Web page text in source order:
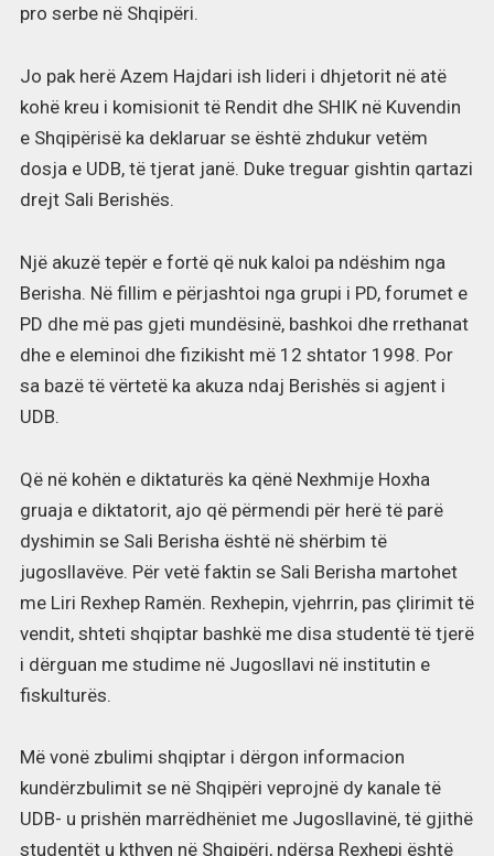
pro serbe në Shqipëri.
Jo pak herë Azem Hajdari ish lideri i dhjetorit në atë
kohë kreu i komisionit të Rendit dhe SHIK në Kuvendin
e Shqipërisë ka deklaruar se është zhdukur vetëm
dosja e UDB, të tjerat janë. Duke treguar gishtin qartazi
drejt Sali Berishës.
Një akuzë tepër e fortë që nuk kaloi pa ndëshim nga
Berisha. Në fillim e përjashtoi nga grupi i PD, forumet e
PD dhe më pas gjeti mundësinë, bashkoi dhe rrethanat
dhe e eleminoi dhe fizikisht më 12 shtator 1998. Por
sa bazë të vërtetë ka akuza ndaj Berishës si agjent i
UDB.
Që në kohën e diktaturës ka qënë Nexhmije Hoxha
gruaja e diktatorit, ajo që përmendi për herë të parë
dyshimin se Sali Berisha është në shërbim të
jugosllavëve. Për vetë faktin se Sali Berisha martohet
me Liri Rexhep Ramën. Rexhepin, vjehrrin, pas çlirimit të
vendit, shteti shqiptar bashkë me disa studentë të tjerë
i dërguan me studime në Jugosllavi në institutin e
fiskulturës.
Më vonë zbulimi shqiptar i dërgon informacion
kundërzbulimit se në Shqipëri veprojnë dy kanale të
UDB- u prishën marrëdhëniet me Jugosllavinë, të gjithë
studentët u kthyen në Shqipëri, ndërsa Rexhepi është